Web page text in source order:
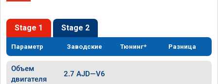
Stage 1 Stage 2
Параметр Заводские Тюнинг* Разница
Объем
двигателя
2.7 AJD—V6